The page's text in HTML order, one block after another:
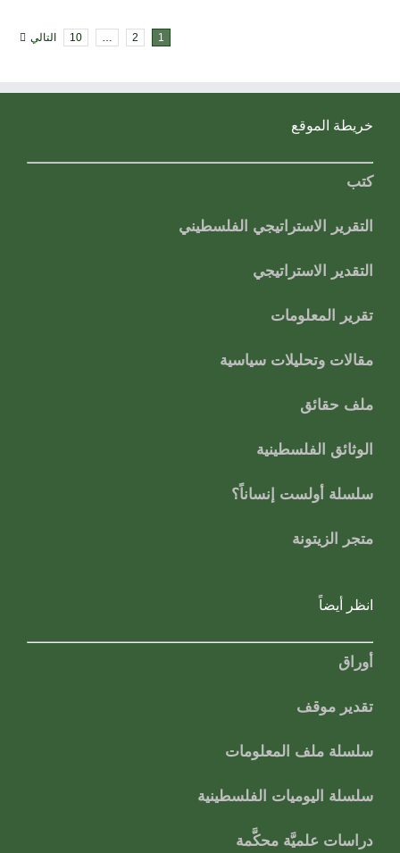
1
2
…
10 التالي
خريطة الموقع
كتب
التقرير الاستراتيجي الفلسطيني
التقدير الاستراتيجي
تقرير المعلومات
مقالات وتحليلات سياسية
ملف حقائق
الوثائق الفلسطينية
سلسلة أولست إنساناً؟
متجر الزيتونة
انظر أيضاً
أوراق
تقدير موقف
سلسلة ملف المعلومات
سلسلة اليوميات الفلسطينية
دراسات علميَّة محكَّمة